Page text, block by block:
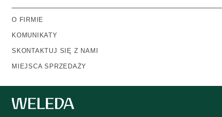
O FIRMIE
KOMUNIKATY
SKONTAKTUJ SIĘ Z NAMI
MIEJSCA SPRZEDAŻY